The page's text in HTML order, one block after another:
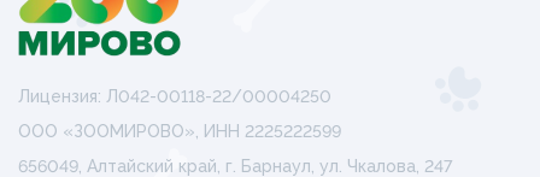
Лицензия: Л042-00118-22/00004250
ООО «ЗООМИРОВО», ИНН 2225222599
656049, Алтайский край, г. Барнаул, ул. Чкалова, 247